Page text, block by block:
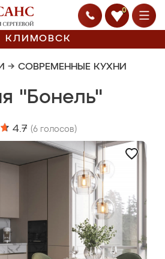
0
КЛИМОВСК
→ СОВРЕМЕННЫЕ КУХНИ
"Бонель"
4.7 (6 голосов)